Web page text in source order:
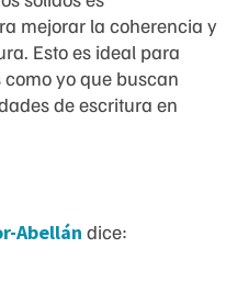
mejorar la coherencia y
Esto es ideal para
yo que buscan
de escritura en
Abellán dice: